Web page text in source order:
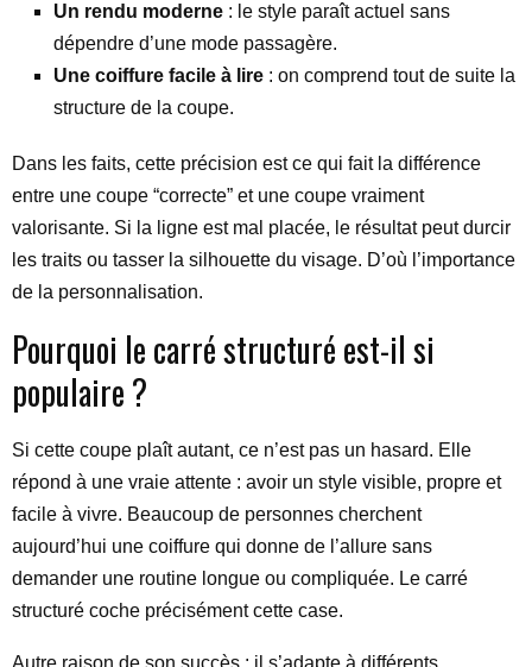
Un rendu moderne : le style paraît actuel sans
dépendre d’une mode passagère.
Une coiffure facile à lire : on comprend tout de suite la
structure de la coupe.
Dans les faits, cette précision est ce qui fait la différence
entre une coupe “correcte” et une coupe vraiment
valorisante. Si la ligne est mal placée, le résultat peut durcir
les traits ou tasser la silhouette du visage. D’où l’importance
de la personnalisation.
Pourquoi le carré structuré est-il si
populaire ?
Si cette coupe plaît autant, ce n’est pas un hasard. Elle
répond à une vraie attente : avoir un style visible, propre et
facile à vivre. Beaucoup de personnes cherchent
aujourd’hui une coiffure qui donne de l’allure sans
demander une routine longue ou compliquée. Le carré
structuré coche précisément cette case.
Autre raison de son succès : il s’adapte à différents